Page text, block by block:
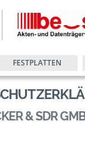
FESTPLATTEN
& SDR